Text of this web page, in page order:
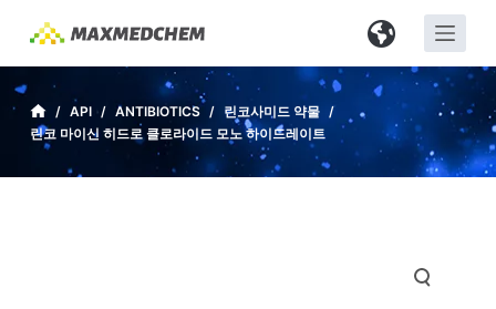
i
p
/ API / ANTIBIOTICS / 린코사미드 약물 /
린코 마이신 히드로 클로라이드 모노 하이드레이트